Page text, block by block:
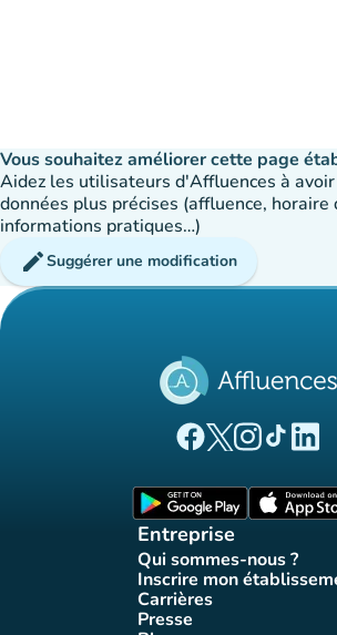
Vous souhaitez améliorer cette page
Aidez les utilisateurs d'Affluences à avoir
données plus précises (affluence, horaire
informations pratiques…)
editSuggérer une modification
(nouvel onglet)
(nouvel(nouvel
(nouvel
Entreprise
Qui sommes-nous ?
(nouvel onglet)
Inscrire mon (nouvel
Carrières(nouvel onglet)
Presse(nouvel onglet)